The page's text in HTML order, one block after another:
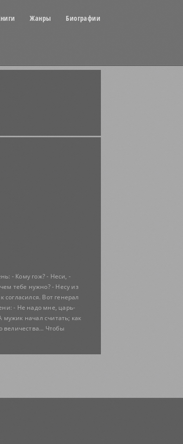
Жанры Биографии
- Кому гож? - Неси, -
тебе нужно? - Несу из
Вот генерал
- Не надо мне, царь-
мужик начал считать; как
величества... Чтобы